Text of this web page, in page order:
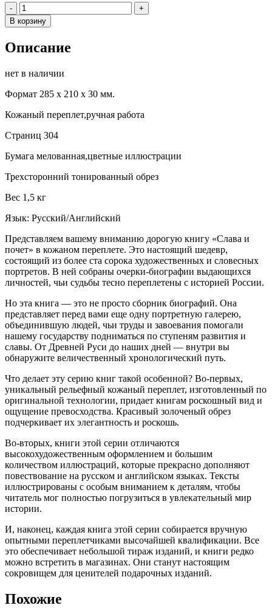
- Количество
+
В корзину
Описание
нет в наличии
Формат 285 х 210 х 30 мм.
Кожаный переплет,ручная работа
Страниц 304
Бумага мелованная,цветные иллюстрации
Трехсторонний тонированный обрез
Вес 1,5 кг
Язык: Русский/Английский
Представляем вашему вниманию дорогую книгу «Слава и
почет» в кожаном переплете. Это настоящий шедевр,
состоящий из более ста сорока художественных и словесных
портретов. В ней собраны очерки-биографии выдающихся
личностей, чьи судьбы тесно переплетены с историей России.
Но эта книга — это не просто сборник биографий. Она
представляет перед вами еще одну портретную галерею,
объединившую людей, чьи труды и завоевания помогали
нашему государству подниматься по ступеням развития и
славы. От Древней Руси до наших дней — внутри вы
обнаружите величественный хронологический путь.
Что делает эту серию книг такой особенной? Во-первых,
уникальный рельефный кожаный переплет, изготовленный по
оригинальной технологии, придает книгам роскошный вид и
ощущение превосходства. Красивый золоченый обрез
подчеркивает их элегантность и роскошь.
Во-вторых, книги этой серии отличаются
высокохудожественным оформлением и большим
количеством иллюстраций, которые прекрасно дополняют
повествование на русском и английском языках. Тексты
иллюстрированы с особым вниманием к деталям, чтобы
читатель мог полностью погрузиться в увлекательный мир
истории.
И, наконец, каждая книга этой серии собирается вручную
опытными переплетчиками высочайшей квалификации. Все
это обеспечивает небольшой тираж изданий, и книги редко
можно встретить в магазинах. Они станут настоящим
сокровищем для ценителей подарочных изданий.
Похожие